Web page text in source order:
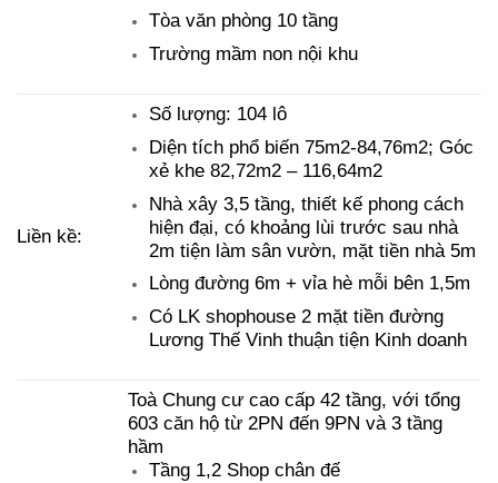
Tòa văn phòng 10 tầng
Trường mầm non nội khu
Liền kề:
Số lượng: 104 lô
Diện tích phổ biến 75m2-84,76m2; Góc
xẻ khe 82,72m2 – 116,64m2
Nhà xây 3,5 tầng, thiết kế phong cách
hiện đại, có khoảng lùi trước sau nhà
2m tiện làm sân vườn, mặt tiền nhà 5m
Lòng đường 6m + vỉa hè mỗi bên 1,5m
Có LK shophouse 2 mặt tiền đường
Lương Thế Vinh thuận tiện Kinh doanh
Toà Chung cư cao cấp 42 tầng, với tổng
603 căn hộ từ 2PN đến 9PN và 3 tầng
hầm
Tầng 1,2 Shop chân đế